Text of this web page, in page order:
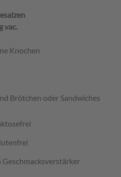
vac.
Knochen
Brötchen oder Sandwiches